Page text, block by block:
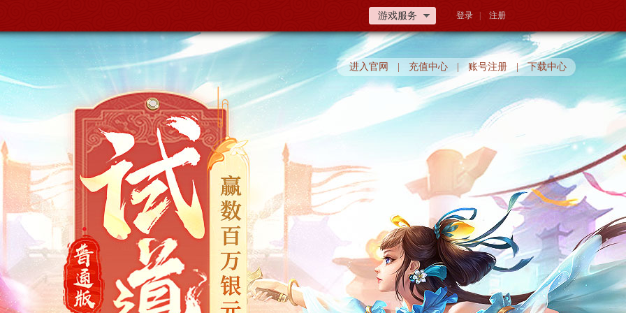
游戏服务 登录 注册
进入官网 充值中心 账号注册 | 下载中心